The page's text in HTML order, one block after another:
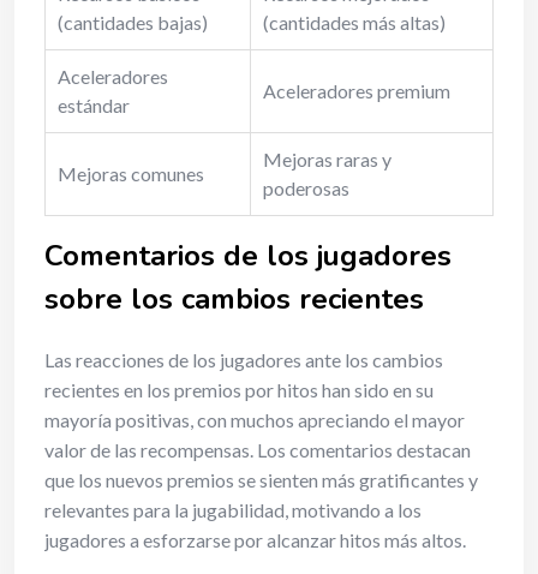
(cantidades bajas)
(cantidades más altas)
Aceleradores
estándar
Aceleradores premium
Mejoras comunes
Mejoras raras y
poderosas
Comentarios de los jugadores
sobre los cambios recientes
Las reacciones de los jugadores ante los cambios
recientes en los premios por hitos han sido en su
mayoría positivas, con muchos apreciando el mayor
valor de las recompensas. Los comentarios destacan
que los nuevos premios se sienten más gratificantes y
relevantes para la jugabilidad, motivando a los
jugadores a esforzarse por alcanzar hitos más altos.